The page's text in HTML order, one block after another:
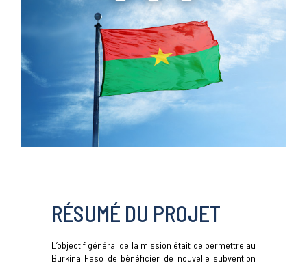
RÉSUMÉ DU PROJET
L’objectif général de la mission était de permettre au
Burkina Faso de bénéficier de nouvelle subvention